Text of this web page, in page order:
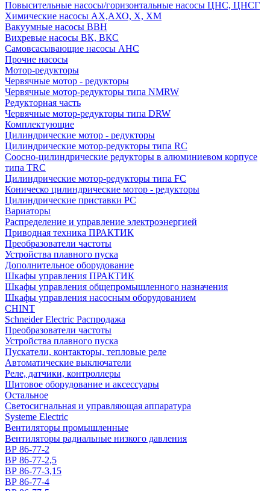
Повысительные насосы/горизонтальные насосы ЦНС, ЦНСГ
Химические насосы АХ,АХО, Х, ХМ
Вакуумные насосы ВВН
Вихревые насосы ВК, ВКС
Самовсасывающие насосы АНС
Прочие насосы
Мотор-редукторы
Червячные мотор - редукторы
Червячные мотор-редукторы типа NMRW
Редукторная часть
Червячные мотор-редукторы типа DRW
Комплектующие
Цилиндрические мотор - редукторы
Цилиндрические мотор-редукторы типа RC
Соосно-цилиндрические редукторы в алюминиевом корпусе
типа TRC
Цилиндрические мотор-редукторы типа FC
Коническо цилиндрические мотор - редукторы
Цилиндрические приставки PC
Вариаторы
Распределение и управление электроэнергией
Приводная техника ПРАКТИК
Преобразователи частоты
Устройства плавного пуска
Дополнительное оборудование
Шкафы управления ПРАКТИК
Шкафы управления общепромышленного назначения
Шкафы управления насосным оборудованием
CHINT
Schneider Electric Распродажа
Преобразователи частоты
Устройства плавного пуска
Пускатели, контакторы, тепловые реле
Автоматические выключатели
Реле, датчики, контроллеры
Щитовое оборудование и аксессуары
Остальное
Светосигнальная и управляющая аппаратура
Systeme Electric
Вентиляторы промышленные
Вентиляторы радиальные низкого давления
ВР 86-77-2
ВР 86-77-2,5
ВР 86-77-3,15
ВР 86-77-4